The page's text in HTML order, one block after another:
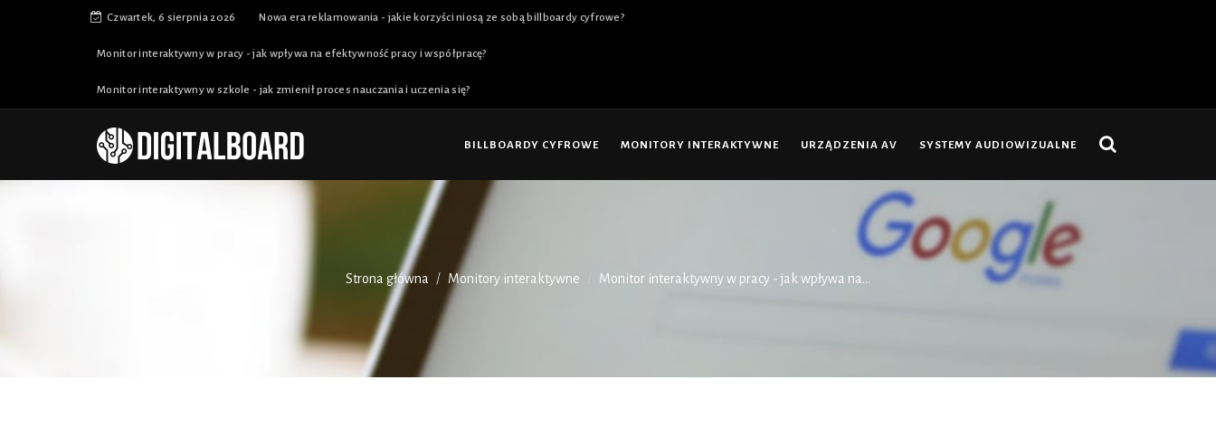
Czwartek, 6 sierpnia 2026 Nowa era reklamowania - jakie korzyści niosą ze sobą billboardy cyfrowe?
Monitor interaktywny w pracy - jak wpływa na efektywność pracy i współpracę?
Monitor interaktywny w szkole - jak zmienił proces nauczania i uczenia się?
BILLBOARDY CYFROWE MONITORY INTERAKTYWNE URZĄDZENIA AV SYSTEMY AUDIOWIZUALNE
Strona główna Monitory interaktywne Monitor interaktywny w pracy - jak wpływa na...